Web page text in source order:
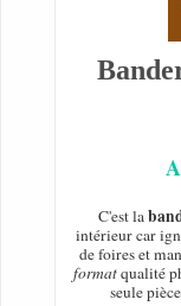
C'est la
intérieur car
de foires et
formatqualité
seule